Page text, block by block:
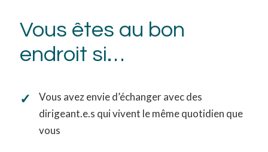
Vous êtes au bon
endroit si…
✓
Vous avez envie d’échanger avec des
dirigeant.e.s qui vivent le même quotidien que
vous